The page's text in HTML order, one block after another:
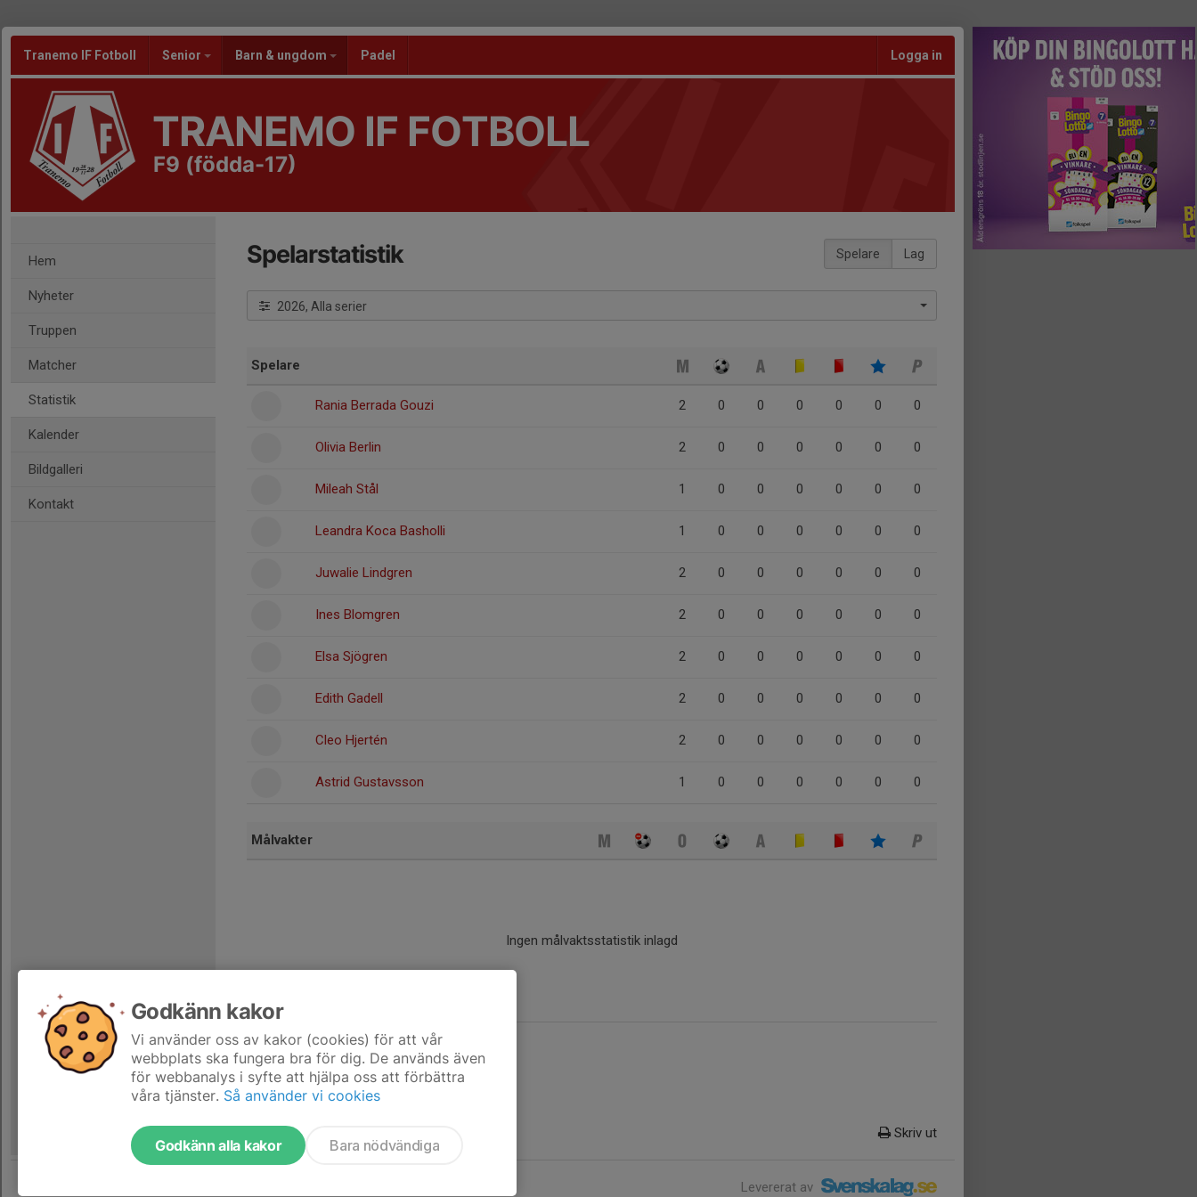
Tranemo IF Fotboll Senior Barn & ungdom Padel Logga in
TRANEMO IF FOTBOLL
F9 (födda-17)
Hem
Nyheter
Truppen
Matcher
Statistik
Kalender
Bildgalleri
Kontakt
Spelare Lag
Spelarstatistik
2026, Alla serier
Spelare
Rania Berrada Gouzi 2 0 0 0 0 0 0
Olivia Berlin 2 0 0 0 0 0 0
Mileah Stål 1 0 0 0 0 0 0
Leandra Koca Basholli 1 0 0 0 0 0 0
Juwalie Lindgren 2 0 0 0 0 0 0
Ines Blomgren 2 0 0 0 0 0 0
Elsa Sjögren 2 0 0 0 0 0 0
Edith Gadell 2 0 0 0 0 0 0
Cleo Hjertén 2 0 0 0 0 0 0
Astrid Gustavsson 1 0 0 0 0 0 0
Målvakter
Ingen målvaktsstatistik inlagd
Dela statistik
Skriv ut
Levererat av
Godkänn kakor
Vi använder oss av kakor (cookies) för att vår
webbplats ska fungera bra för dig. De används även
för webbanalys i syfte att hjälpa oss att förbättra
våra tjänster. Så använder vi cookies
Godkänn alla kakor Bara nödvändiga